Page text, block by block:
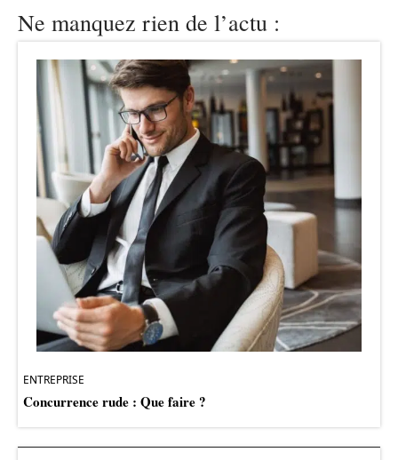
Ne manquez rien de l’actu :
ENTREPRISE
Concurrence rude : Que faire ?